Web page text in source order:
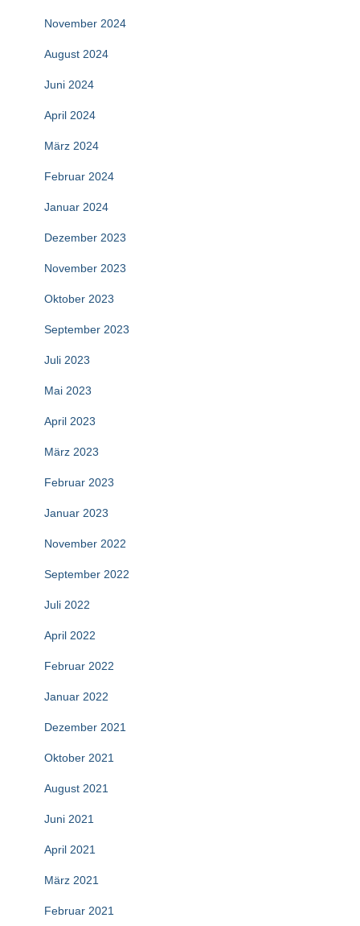
November 2024
August 2024
Juni 2024
April 2024
März 2024
Februar 2024
Januar 2024
Dezember 2023
November 2023
Oktober 2023
September 2023
Juli 2023
Mai 2023
April 2023
März 2023
Februar 2023
Januar 2023
November 2022
September 2022
Juli 2022
April 2022
Februar 2022
Januar 2022
Dezember 2021
Oktober 2021
August 2021
Juni 2021
April 2021
März 2021
Februar 2021